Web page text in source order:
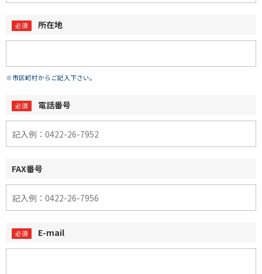
所在地
※市区町村からご記入下さい。
電話番号
FAX番号
E-mail